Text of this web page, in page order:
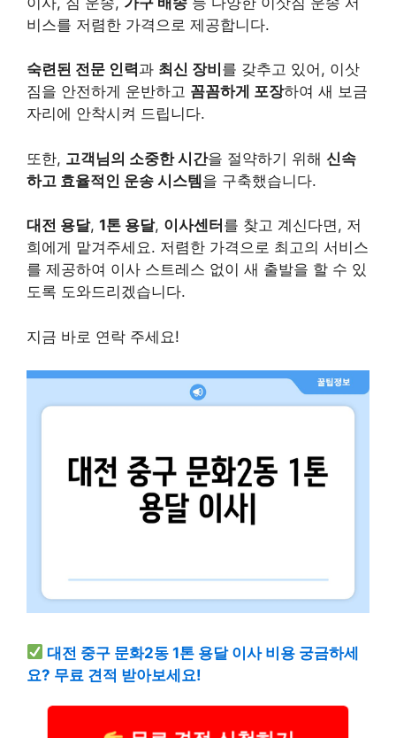
비스를 저렴한 가격으로 제공합니다.
숙련된 전문 인력과 최신 장비 를 갖추고 있어, 이삿
짐을 안전하게 운반하고 꼼꼼하게 포장하여 새 보금
자리에 안착시켜 드립니다.
또한, 고객님의 소중한 시간을 절약하기 위해 신속
하고 효율적인 운송 시스템을 구축했습니다.
대전 용달, 1톤 용달, 이사센터 를 찾고 계신다면, 저
희에게 맡겨주세요. 저렴한 가격으로 최고의 서비스
를 제공하여 이사 스트레스 없이 새 출발을 할 수 있
도록 도와드리겠습니다.
지금 바로 연락 주세요!
대전 중구 문화2동 1톤 용달 이사 비용 궁금하세
요? 무료 견적 받아보세요!